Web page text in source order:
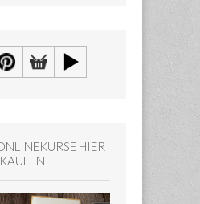
HIER
KAUFEN